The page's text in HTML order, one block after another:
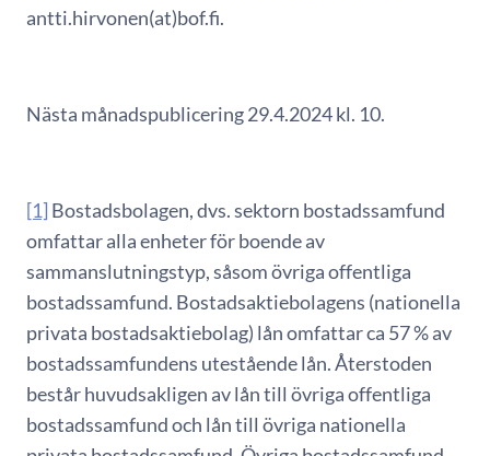
antti.hirvonen(at)bof.fi.
Nästa månadspublicering 29.4.2024 kl. 10.
[1] Bostadsbolagen, dvs. sektorn bostadssamfund
omfattar alla enheter för boende av
sammanslutningstyp, såsom övriga offentliga
bostadssamfund. Bostadsaktiebolagens (nationella
privata bostadsaktiebolag) lån omfattar ca 57 % av
bostadssamfundens utestående lån. Återstoden
består huvudsakligen av lån till övriga offentliga
bostadssamfund och lån till övriga nationella